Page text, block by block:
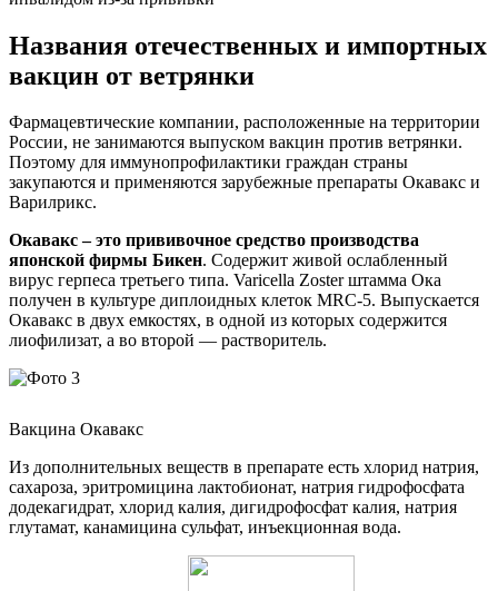
Названия отечественных и импортных
вакцин от ветрянки
Фармацевтические компании, расположенные на территории
России, не занимаются выпуском вакцин против ветрянки.
Поэтому для иммунопрофилактики граждан страны
закупаются и применяются зарубежные препараты Окавакс и
Варилрикс.
Окавакс – это прививочное средство производства
японской фирмы Бикен. Содержит живой ослабленный
вирус герпеса третьего типа. Varicella Zoster штамма Ока
получен в культуре диплоидных клеток MRC-5. Выпускается
Окавакс в двух емкостях, в одной из которых содержится
лиофилизат, а во второй — растворитель.
Вакцина Окавакс
Из дополнительных веществ в препарате есть хлорид натрия,
сахароза, эритромицина лактобионат, натрия гидрофосфата
додекагидрат, хлорид калия, дигидрофосфат калия, натрия
глутамат, канамицина сульфат, инъекционная вода.